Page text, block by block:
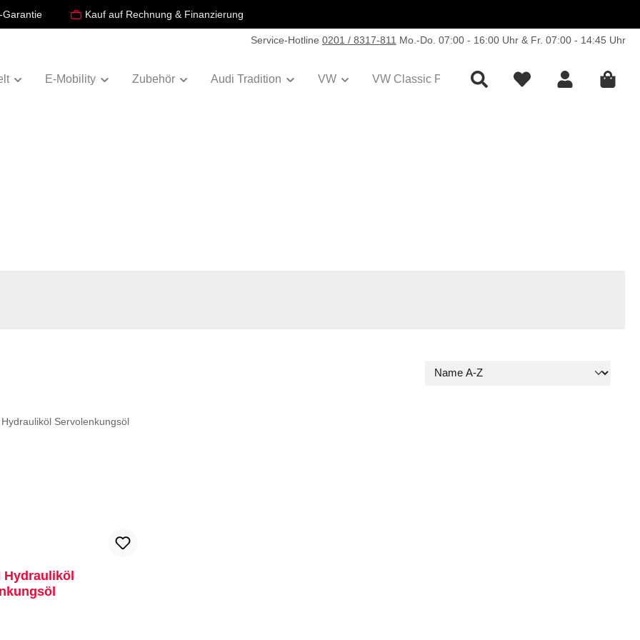
Garantie Kauf auf Rechnung & Finanzierung
Service-Hotline 0201 / 8317-811 Mo.-Do. 07:00 - 16:00 Uhr & Fr. 07:00 - 14:45 Uhr
E-Mobility Zubehör Audi Tradition VW VW Classic Parts Sale Collection